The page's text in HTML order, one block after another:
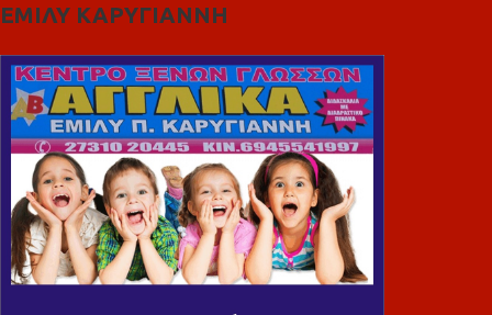
ΕΜΙΛΥ ΚΑΡΥΓΙΑΝΝΗ